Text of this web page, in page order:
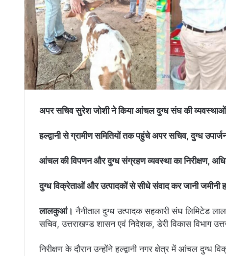
अपर सचिव सुरेश जोशी ने किया आंचल दुग्ध संघ की व्यवस्थाओं
हल्द्वानी से ग्रामीण समितियों तक पहुंचे अपर सचिव, दुग्ध
आंचल की विपणन और दुग्ध संग्रहण व्यवस्था का निरीक्षण,
दुग्ध विक्रेताओं और उत्पादकों से सीधे संवाद कर जानी जमीनी
लालकुआं। नैनीताल दुग्ध उत्पादक सहकारी संघ लिमिटेड
सचिव, उत्तराखण्ड शासन एवं निदेशक, डेरी विकास विभाग
निरीक्षण के दौरान उन्होंने हल्द्वानी नगर क्षेत्र में आंचल दुग्ध